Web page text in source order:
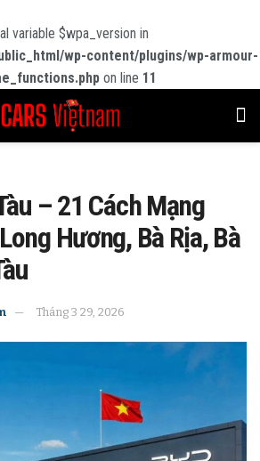
variable $wpa_version in
wp-content/plugins/wp-armour-
on line 11
– 21 Cách Mạng
Hương, Bà Rịa, Bà
Tháng 3 29, 2026